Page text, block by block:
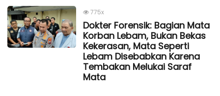
775x
Dokter Forensik: Bagian Mata
Korban Lebam, Bukan Bekas
Kekerasan, Mata Seperti
Lebam Disebabkan Karena
Tembakan Melukai Saraf
Mata